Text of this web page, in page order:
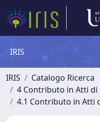
IRIS
IRIS
Catalogo Ricerca
4 Contributo in Atti di
4.1 Contributo in Atti